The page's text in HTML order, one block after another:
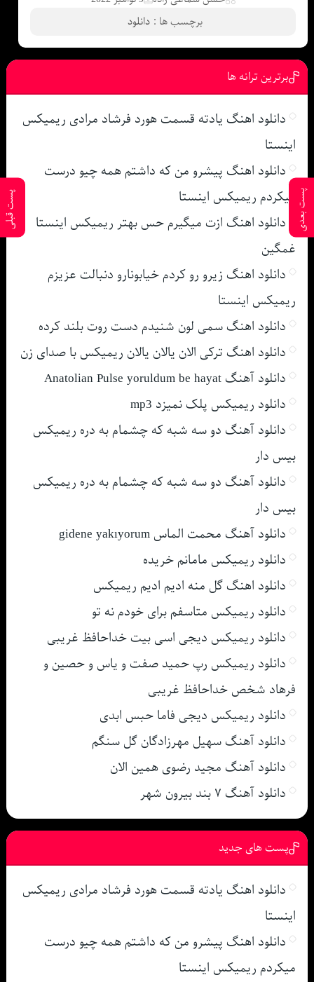
پست بعدی پست قبلی
برچسب ها : دانلود
برترین ترانه ها
دانلود اهنگ یادته قسمت هورد فرشاد مرادی ریمیکس
اینستا
دانلود اهنگ پیشرو من که داشتم همه چیو درست
میکردم ریمیکس اینستا
دانلود اهنگ ازت میگیرم حس بهتر ریمیکس اینستا
غمگین
دانلود اهنگ زیرو رو کردم خیابونارو دنبالت عزیزم
ریمیکس اینستا
دانلود اهنگ سمی لون شنیدم دست روت بلند کرده
دانلود اهنگ ترکی الان یالان یالان ریمیکس با صدای زن
دانلود آهنگ Anatolian Pulse yoruldum be hayat
دانلود ریمیکس پلک نمیزد mp3
دانلود آهنگ دو سه شبه که چشمام به دره ریمیکس
بیس دار
دانلود آهنگ دو سه شبه که چشمام به دره ریمیکس
بیس دار
دانلود آهنگ محمت الماس gidene yakıyorum
دانلود ریمیکس مامانم خریده
دانلود اهنگ گل منه ادیم ادیم ریمیکس
دانلود ریمیکس متاسفم برای خودم نه تو
دانلود ریمیکس دیجی اسی بیت خداحافظ غریبی
دانلود ریمیکس رپ حمید صفت و یاس و حصین و
فرهاد شخص خداحافظ غریبی
دانلود ریمیکس دیجی فاما حبس ابدی
دانلود آهنگ سهیل مهرزادگان گل سنگم
دانلود آهنگ مجید رضوی همین الان
دانلود آهنگ ۷ بند بیرون شهر
پست های جدید
دانلود اهنگ یادته قسمت هورد فرشاد مرادی ریمیکس
اینستا
دانلود اهنگ پیشرو من که داشتم همه چیو درست
میکردم ریمیکس اینستا